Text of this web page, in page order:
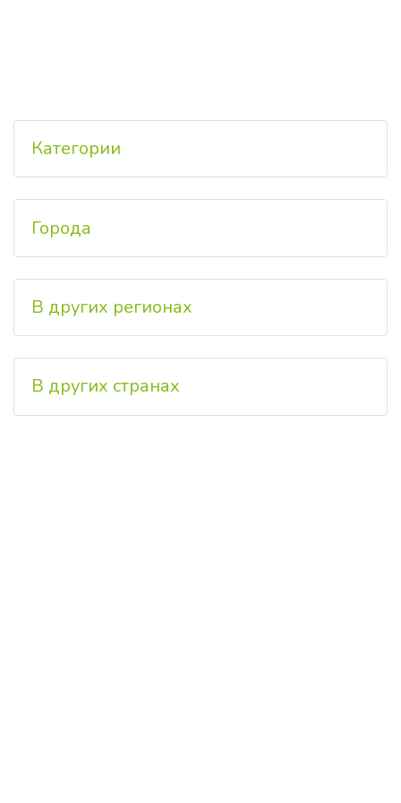
Категории
Города
В других регионах
В других странах